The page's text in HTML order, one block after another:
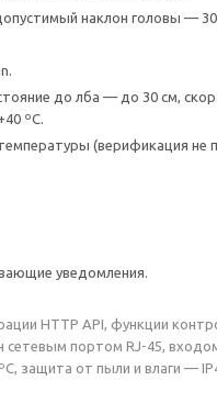
наклон головы —
до лба — до 30 см,
ºС.
(верификация
уведомления.
HTTP API, функции
сетевым портом RJ-45,
защита от пыли и влаги —